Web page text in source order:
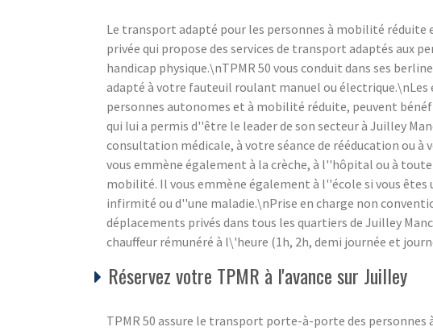
Le transport adapté pour les personnes à mobilité réduite
privée qui propose des services de transport adaptés aux
handicap physique.\nTPMR 50 vous conduit dans ses
adapté à votre fauteuil roulant manuel ou électrique.\nLes
personnes autonomes et à mobilité réduite, peuvent
qui lui a permis d''être le leader de son secteur à Juilley
consultation médicale, à votre séance de rééducation ou
vous emmène également à la crèche, à l''hôpital ou à
mobilité. Il vous emmène également à l''école si vous
infirmité ou d''une maladie.\nPrise en charge non
déplacements privés dans tous les quartiers de Juilley
chauffeur rémunéré à l\'heure (1h, 2h, demi journée et
Réservez votre TPMR à l'avance sur Juilley
TPMR 50 assure le transport porte-à-porte des